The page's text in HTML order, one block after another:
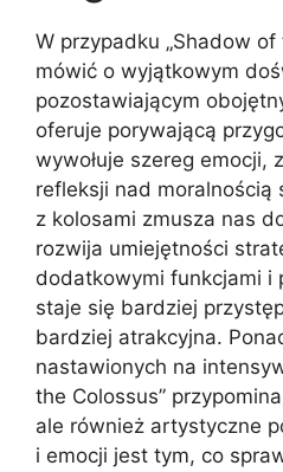
W przypadku „Shadow of
mówić o wyjątkowym
pozostawiającym
oferuje porywającą
wywołuje szereg emocji,
refleksji nad moralnością
z kolosami zmusza nas
rozwija umiejętności
dodatkowymi funkcjami i
staje się bardziej
bardziej atrakcyjna.
nastawionych na
the Colossus”
ale również artystyczne
i emocji jest tym, co